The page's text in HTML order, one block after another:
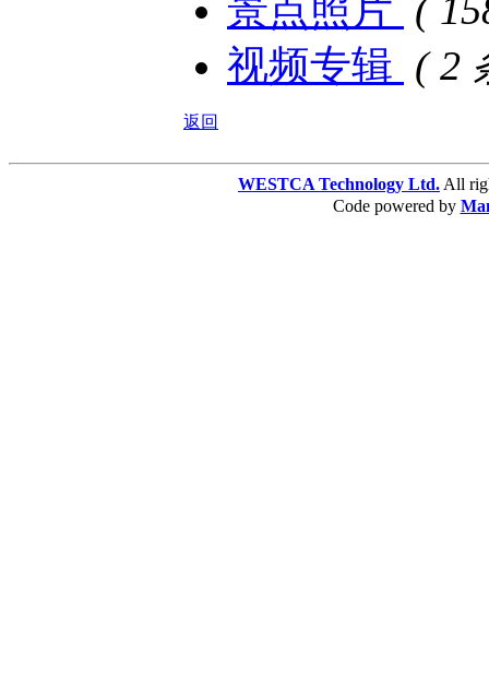
景点照片 (
视频专辑 ( 2
返回
WESTCA Technology Ltd. All
Code powered by